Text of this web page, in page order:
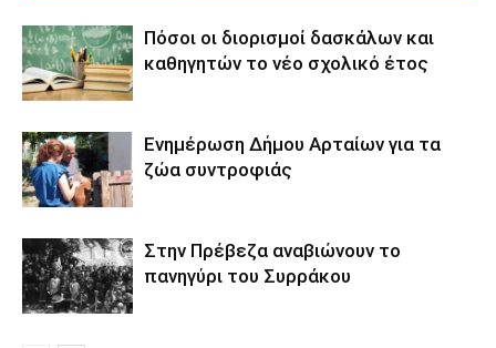
Πόσοι οι διορισμοί δασκάλων και
καθηγητών το νέο σχολικό έτος
Ενημέρωση Δήμου Αρταίων για τα
ζώα συντροφιάς
Στην Πρέβεζα αναβιώνουν το
πανηγύρι του Συρράκου